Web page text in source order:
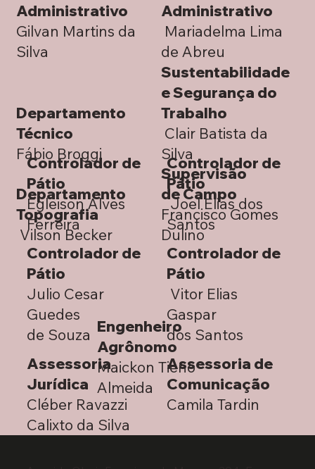
Administrativo
Gilvan Martins da
Silva
Administrativo
Mariadelma Lima
de Abreu
Departamento
Técnico
Fábio Broggi
Sustentabilidade
e Segurança do
Trabalho
Clair Batista da
Silva
Departamento
Topografia
Vilson Becker
Supervisão
de Campo
Francisco Gomes
Dulino
Controlador de
Pátio
Egleison Alves
Ferreira
Controlador de
Pátio
Joel Elias dos
Santos
Controlador de
Pátio
Julio Cesar
Guedes
de Souza
Controlador de
Pátio
Vitor Elias
Gaspar
dos Santos
Assessoria
Jurídica
Cléber Ravazzi
Calixto da Silva
Assessoria de
Comunicação
Camila Tardin
Engenheiro
Agrônomo
Maickon Tieno
Almeida